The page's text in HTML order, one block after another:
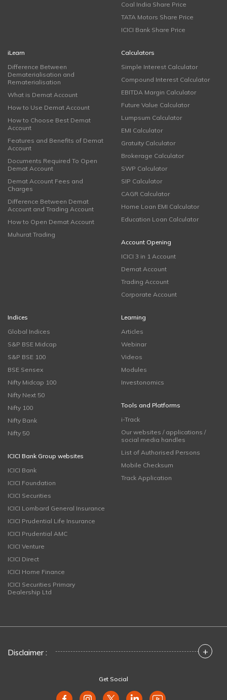
Coal India Share Price
TATA Motors Share Price
ICICI Bank Share Price
iLearn
Difference Between
Dematerialisation and
Rematerialisation
What is Demat Account
How to Use Demat Account
How to Choose Best Demat
Account
Features and Benefits of Demat
Account
Documents Required To Open
Demat Account
Demat Account Fees and
Charges
Difference Between Demat
Account and Trading Account
How to Open Demat Account
Muhurat Trading
Calculators
Simple Interest Calculator
Compound Interest Calculator
EBITDA Margin Calculator
Future Value Calculator
Lumpsum Calculator
EMI Calculator
Gratuity Calculator
Brokerage Calculator
SWP Calculator
SIP Calculator
CAGR Calculator
Home Loan EMI Calculator
Education Loan Calculator
Account Opening
ICICI 3 in 1 Account
Demat Account
Trading Account
Corporate Account
Indices
Global Indices
S&P BSE Midcap
S&P BSE 100
BSE Sensex
Nifty Midcap 100
Nifty Next 50
Nifty 100
Nifty Bank
Nifty 50
ICICI Bank Group websites
ICICI Bank
ICICI Foundation
ICICI Securities
ICICI Lombard General Insurance
ICICI Prudential Life Insurance
ICICI Prudential AMC
ICICI Venture
ICICI Direct
ICICI Home Finance
ICICI Securities Primary
Dealership Ltd
Learning
Articles
Webinar
Videos
Modules
Investonomics
Tools and Platforms
i-Track
Our websites / applications /
social media handles
List of Authorised Persons
Mobile Checksum
Track Application
Disclaimer : +
Get Social